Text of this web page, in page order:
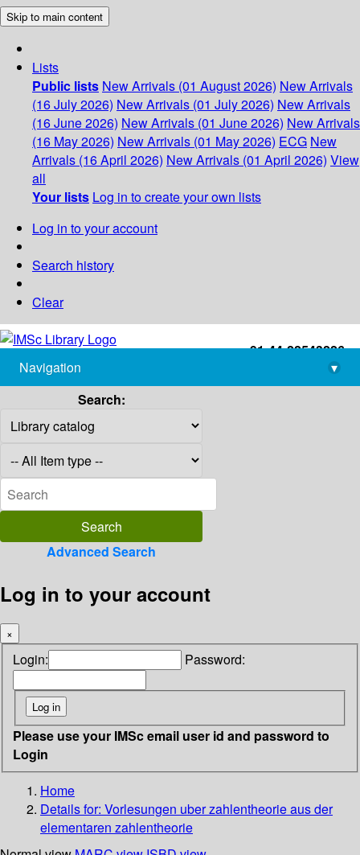
Skip to main content
Lists
Public lists New Arrivals (01 August 2026) New Arrivals
(16 July 2026) New Arrivals (01 July 2026) New Arrivals
(16 June 2026) New Arrivals (01 June 2026) New Arrivals
(16 May 2026) New Arrivals (01 May 2026) ECG New
Arrivals (16 April 2026) New Arrivals (01 April 2026) View
all
Your lists Log in to create your own lists
Log in to your account
Search history
Clear
+91-44-22543226
library@imsc.res.in
Navigation
▾
Search:
Advanced Search
Log in to your account
×
Login: Password:
Please use your IMSc email user id and password to
Login
Home
Details for: Vorlesungen uber zahlentheorie aus der
elementaren zahlentheorie